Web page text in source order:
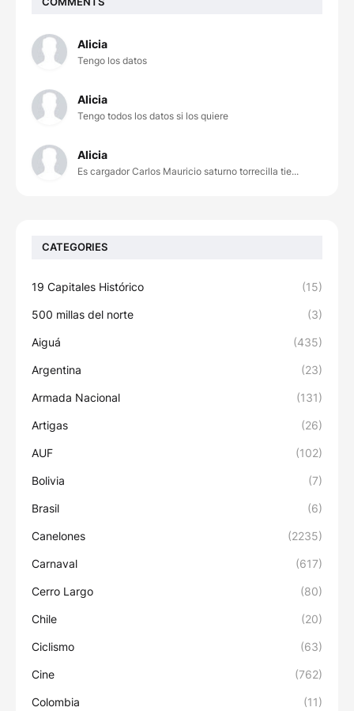
Alicia
Tengo los datos
Alicia
Tengo todos los datos si los quiere
Alicia
Es cargador Carlos Mauricio saturno torrecilla tie...
CATEGORIES
19 Capitales Histórico (15)
500 millas del norte (3)
Aiguá (435)
Argentina (23)
Armada Nacional (131)
Artigas (26)
AUF (102)
Bolivia (7)
Brasil (6)
Canelones (2235)
Carnaval (617)
Cerro Largo (80)
Chile (20)
Ciclismo (63)
Cine (762)
Colombia (11)